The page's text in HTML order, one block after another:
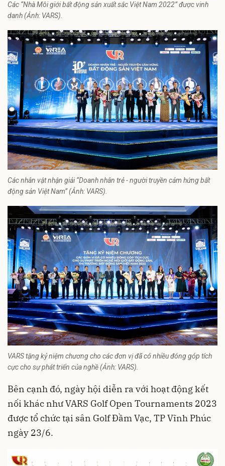
Các “Nhà Môi giới bất động sản xuất sắc Việt Nam 2022” được vinh
danh (Ảnh: VARS).
Các nhân vật nhận giải “Doanh nhân trẻ - người truyền cảm hứng bất
động sản Việt Nam” (Ảnh: VARS).
VARS tặng kỷ niệm chương cho các đơn vị đã có nhiều đóng góp tích
cực cho sự phát triển của nghề (Ảnh: VARS).
Bên cạnh đó, ngày hội diễn ra với hoạt động kết
nối khác như VARS Golf Open Tournaments 2023
được tổ chức tại sân Golf Đầm Vạc, TP Vĩnh Phúc
ngày 23/6.